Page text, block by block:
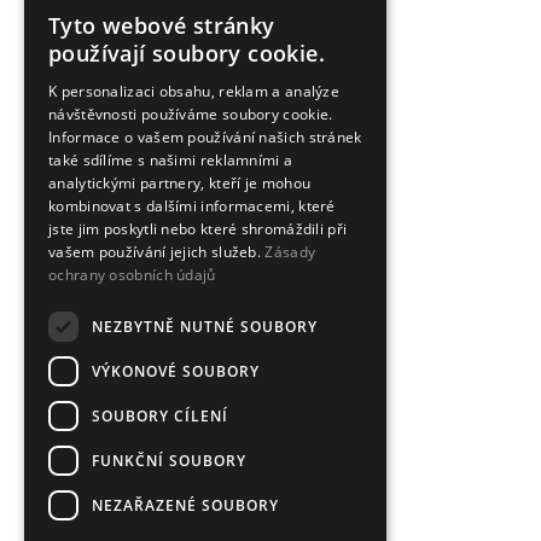
Tyto webové stránky
používají soubory cookie.
K personalizaci obsahu, reklam a analýze
návštěvnosti používáme soubory cookie.
Informace o vašem používání našich stránek
také sdílíme s našimi reklamními a
analytickými partnery, kteří je mohou
kombinovat s dalšími informacemi, které
jste jim poskytli nebo které shromáždili při
vašem používání jejich služeb.Zásady
ochrany osobních údajů
NEZBYTNĚ NUTNÉ SOUBORY
VÝKONOVÉ SOUBORY
SOUBORY CÍLENÍ
FUNKČNÍ SOUBORY
NEZAŘAZENÉ SOUBORY